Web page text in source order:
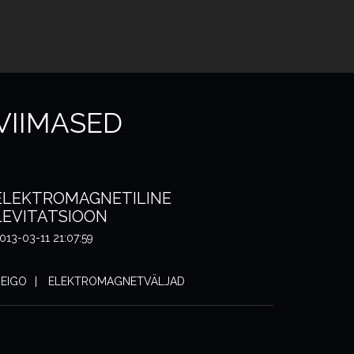
03-11 21:07:59
ELEKTROMAGNETVÄLJAD